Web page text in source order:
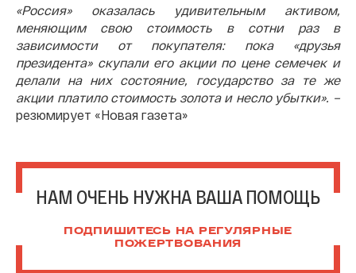
«Россия» оказалась удивительным активом,
меняющим свою стоимость в сотни раз в
зависимости от покупателя: пока «друзья
президента» скупали его акции по цене семечек и
делали на них состояние, государство за те же
акции платило стоимость золота и несло убытки». –
резюмирует «Новая газета»
НАМ ОЧЕНЬ НУЖНА ВАША ПОМОЩЬ
ПОДПИШИТЕСЬ НА РЕГУЛЯРНЫЕ
ПОЖЕРТВОВАНИЯ